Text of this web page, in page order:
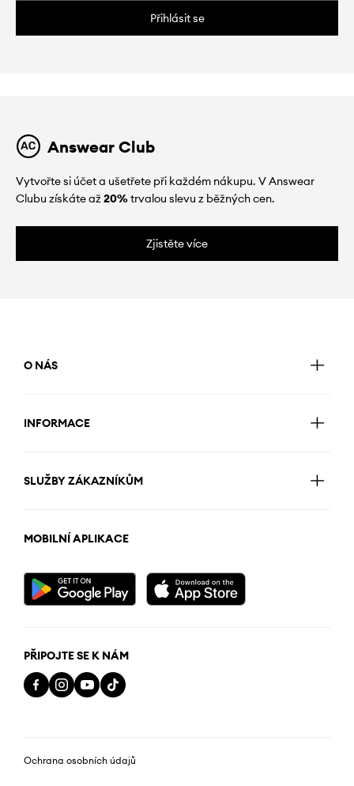
Přihlásit se
Answear Club
Vytvořte si účet a ušetřete při každém nákupu. V Answear
Clubu získáte až20%trvalou slevu z běžných cen.
Zjistěte více
O NÁS
INFORMACE
SLUŽBY ZÁKAZNÍKŮM
MOBILNÍ APLIKACE
PŘIPOJTE SE K NÁM
Ochrana osobních údajů